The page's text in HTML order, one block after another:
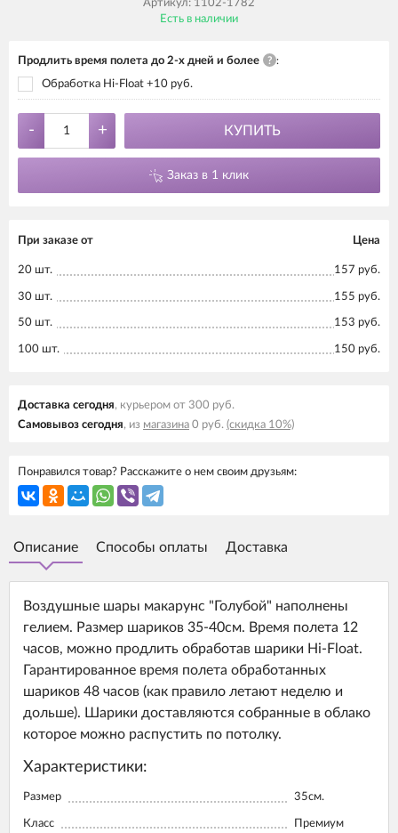
Артикул: 1102-1782
Есть в наличии
Продлить время полета до 2-х дней и более ? :
Обработка Hi-Float +10 руб.
- + КУПИТЬ
Заказ в 1 клик
При заказе от Цена
20 шт. 157 руб.
30 шт. 155 руб.
50 шт. 153 руб.
100 шт. 150 руб.
Доставка cегодня, курьером от 300 руб.
Самовывоз cегодня, из магазина 0 руб. (скидка 10%)
Понравился товар? Расскажите о нем своим друзьям:
Описание Способы оплаты Доставка
Воздушные шары макарунс "Голубой" наполнены
гелием. Размер шариков 35-40см. Время полета 12
часов, можно продлить обработав шарики Hi-Float.
Гарантированное время полета обработанных
шариков 48 часов (как правило летают неделю и
дольше). Шарики доставляются собранные в облако
которое можно распустить по потолку.
Характеристики:
Размер 35см.
Класс Премиум